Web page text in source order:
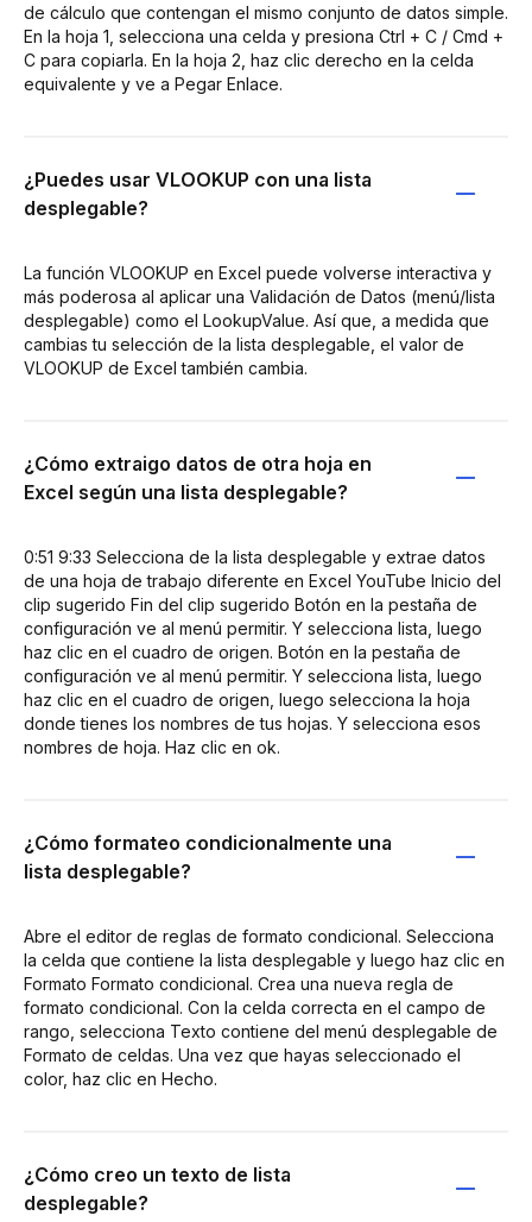
de cálculo que contengan el mismo conjunto de datos simple.
En la hoja 1, selecciona una celda y presiona Ctrl + C / Cmd +
C para copiarla. En la hoja 2, haz clic derecho en la celda
equivalente y ve a Pegar Enlace.
¿Puedes usar VLOOKUP con una lista
desplegable?
La función VLOOKUP en Excel puede volverse interactiva y
más poderosa al aplicar una Validación de Datos (menú/lista
desplegable) como el LookupValue. Así que, a medida que
cambias tu selección de la lista desplegable, el valor de
VLOOKUP de Excel también cambia.
¿Cómo extraigo datos de otra hoja en
Excel según una lista desplegable?
0:51 9:33 Selecciona de la lista desplegable y extrae datos
de una hoja de trabajo diferente en Excel YouTube Inicio del
clip sugerido Fin del clip sugerido Botón en la pestaña de
configuración ve al menú permitir. Y selecciona lista, luego
haz clic en el cuadro de origen. Botón en la pestaña de
configuración ve al menú permitir. Y selecciona lista, luego
haz clic en el cuadro de origen, luego selecciona la hoja
donde tienes los nombres de tus hojas. Y selecciona esos
nombres de hoja. Haz clic en ok.
¿Cómo formateo condicionalmente una
lista desplegable?
Abre el editor de reglas de formato condicional. Selecciona
la celda que contiene la lista desplegable y luego haz clic en
Formato Formato condicional. Crea una nueva regla de
formato condicional. Con la celda correcta en el campo de
rango, selecciona Texto contiene del menú desplegable de
Formato de celdas. Una vez que hayas seleccionado el
color, haz clic en Hecho.
¿Cómo creo un texto de lista
desplegable?